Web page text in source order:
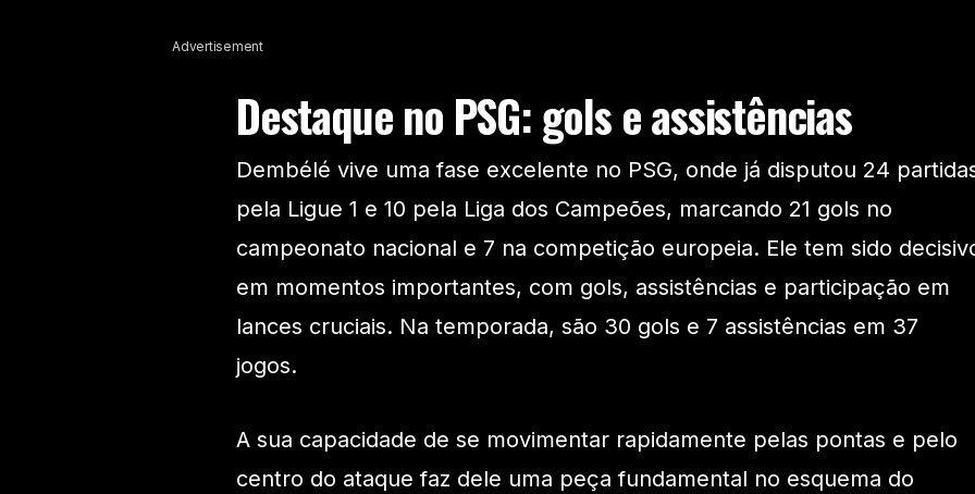
Advertisement
Destaque no PSG: gols e assistências
Dembélé vive uma fase excelente no PSG, onde já disputou 24
pela Ligue 1 e 10 pela Liga dos Campeões, marcando 21 gols no
campeonato nacional e 7 na competição europeia. Ele tem sido
em momentos importantes, com gols, assistências e participação em
lances cruciais. Na temporada, são 30 gols e 7 assistências em 37
jogos.
A sua capacidade de se movimentar rapidamente pelas pontas e pelo
centro do ataque faz dele uma peça fundamental no esquema do